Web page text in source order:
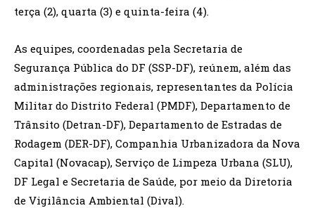
terça (2), quarta (3) e quinta-feira (4).
As equipes, coordenadas pela Secretaria de
Segurança Pública do DF (SSP-DF), reúnem, além das
administrações regionais, representantes da Polícia
Militar do Distrito Federal (PMDF), Departamento de
Trânsito (Detran-DF), Departamento de Estradas de
Rodagem (DER-DF), Companhia Urbanizadora da Nova
Capital (Novacap), Serviço de Limpeza Urbana (SLU),
DF Legal e Secretaria de Saúde, por meio da Diretoria
de Vigilância Ambiental (Dival).